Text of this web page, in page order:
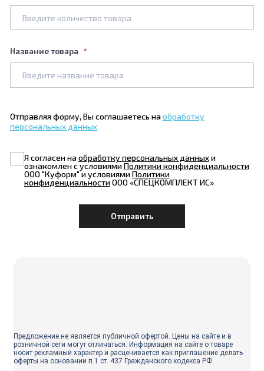
Название товара
Отправляя форму, Вы соглашаетесь наобработку
персональных данных
Я согласен наобработку персональных данныхи
ознакомлен с условиямиПолитики конфиденциальности
ООО "Куформ" и условиямиПолитики
конфиденциальностиООО «СПЕЦКОМПЛЕКТ ИС»
Предложение не является публичной офертой. Цены на сайте и в
розничной сети могут отличаться. Информация на сайте о товаре
носит рекламный характер и расценивается как приглашение делать
оферты на основании п.1 ст. 437 Гражданского кодекса РФ.